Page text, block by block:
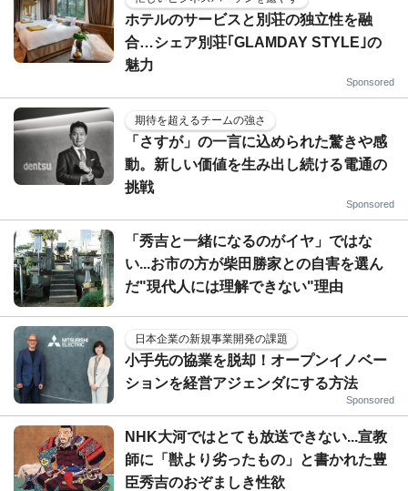
ホテルのサービスと別荘の独立性を融
合…シェア別荘｢GLAMDAY STYLE｣の
魅力
Sponsored
期待を超えるチームの強さ
「さすが」の一言に込められた驚きや感
動。新しい価値を生み出し続ける電通の
挑戦
Sponsored
「秀吉と一緒になるのがイヤ」ではな
い...お市の方が柴田勝家との自害を選ん
だ"現代人には理解できない"理由
日本企業の新規事業開発の課題
小手先の協業を脱却！オープンイノベー
ションを経営アジェンダにする方法
Sponsored
NHK大河ではとても放送できない...宣教
師に「獣より劣ったもの」と書かれた豊
臣秀吉のおぞましき性欲